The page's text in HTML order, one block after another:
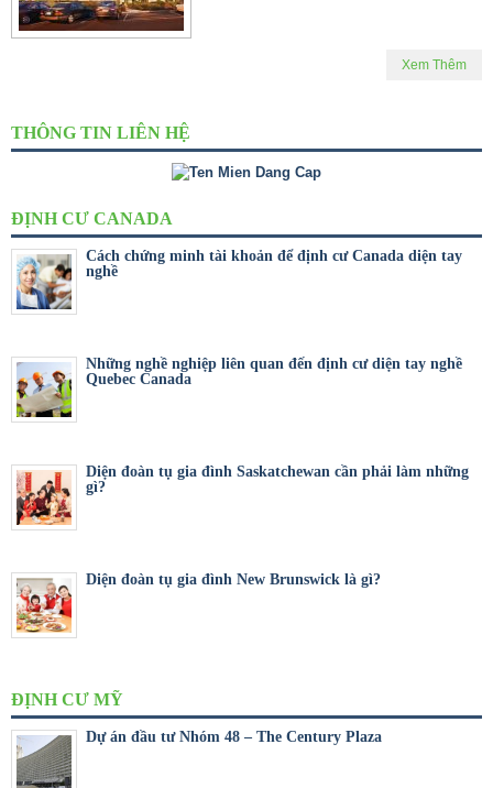
Xem Thêm
THÔNG TIN LIÊN HỆ
ĐỊNH CƯ CANADA
Cách chứng minh tài khoản để định cư Canada diện tay
nghề
Những nghề nghiệp liên quan đến định cư diện tay nghề
Quebec Canada
Diện đoàn tụ gia đình Saskatchewan cần phải làm những
gì?
Diện đoàn tụ gia đình New Brunswick là gì?
ĐỊNH CƯ MỸ
Dự án đầu tư Nhóm 48 – The Century Plaza